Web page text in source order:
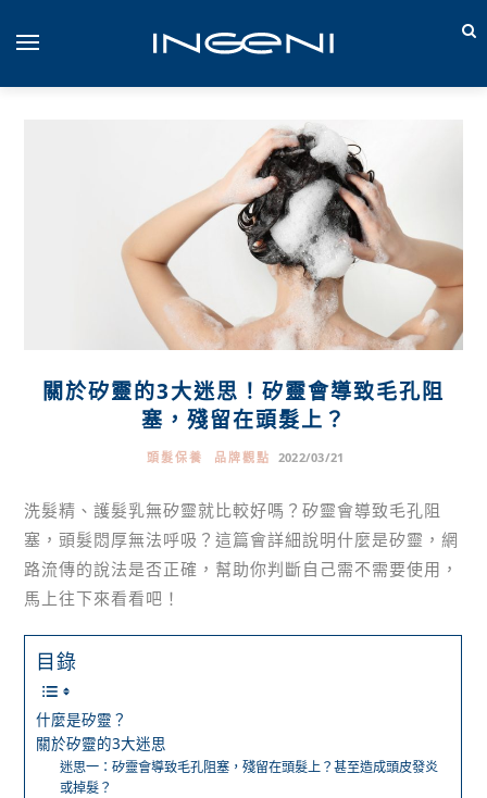
關於矽靈的3大迷思！矽靈會導致毛孔阻
塞，殘留在頭髮上？
頭髮保養 品牌觀點 2022/03/21
洗髮精、護髮乳無矽靈就比較好嗎？矽靈會導致毛孔阻
塞，頭髮悶厚無法呼吸？這篇會詳細說明什麼是矽靈，網
路流傳的說法是否正確，幫助你判斷自己需不需要使用，
馬上往下來看看吧！
目錄
什麼是矽靈？
關於矽靈的3大迷思
迷思一：矽靈會導致毛孔阻塞，殘留在頭髮上？甚至造成頭皮發炎
或掉髮？